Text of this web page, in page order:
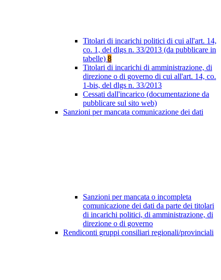
Titolari di incarichi politici di cui all'art. 14,
co. 1, del dlgs n. 33/2013 (da pubblicare in
tabelle) 8
Titolari di incarichi di amministrazione, di
direzione o di governo di cui all'art. 14, co.
1-bis, del dlgs n. 33/2013
Cessati dall'incarico (documentazione da
pubblicare sul sito web)
Sanzioni per mancata comunicazione dei dati
Sanzioni per mancata o incompleta
comunicazione dei dati da parte dei titolari
di incarichi politici, di amministrazione, di
direzione o di governo
Rendiconti gruppi consiliari regionali/provinciali